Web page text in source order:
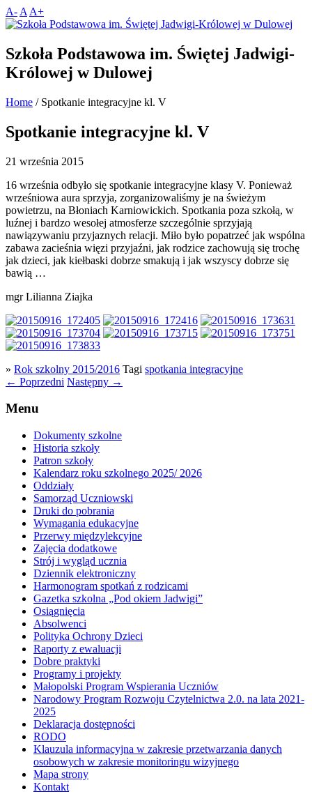
A- A A+
Szkoła Podstawowa im. Świętej Jadwigi-
Królowej w Dulowej
Home / Spotkanie integracyjne kl. V
Spotkanie integracyjne kl. V
21 września 2015
16 września odbyło się spotkanie integracyjne klasy V. Ponieważ
wrześniowa aura sprzyja, zorganizowaliśmy je na świeżym
powietrzu, na Błoniach Karniowickich. Spotkania poza szkołą, w
luźnej i bardzo wesołej atmosferze szczególnie sprzyjają
nawiązywaniu przyjaznych relacji. Miło było popatrzeć jak wspólna
zabawa zacieśnia więzi przyjaźni, jak rodzice zachowują się trochę
jak dzieci, jak kiełbaski dobrze smakują i jak wszyscy dobrze się
bawią …
mgr Lilianna Ziajka
» Rok szkolny 2015/2016 Tagi spotkania integracyjne
← Poprzedni Następny →
Menu
Dokumenty szkolne
Historia szkoły
Patron szkoły
Kalendarz roku szkolnego 2025/ 2026
Oddziały
Samorząd Uczniowski
Druki do pobrania
Wymagania edukacyjne
Przerwy międzylekcyjne
Zajęcia dodatkowe
Strój i wygląd ucznia
Dziennik elektroniczny
Harmonogram spotkań z rodzicami
Gazetka szkolna „Pod okiem Jadwigi”
Osiągnięcia
Absolwenci
Polityka Ochrony Dzieci
Raporty z ewaluacji
Dobre praktyki
Programy i projekty
Małopolski Program Wspierania Uczniów
Narodowy Program Rozwoju Czytelnictwa 2.0. na lata 2021-
2025
Deklaracja dostępności
RODO
Klauzula informacyjna w zakresie przetwarzania danych
osobowych w zakresie monitoringu wizyjnego
Mapa strony
Kontakt